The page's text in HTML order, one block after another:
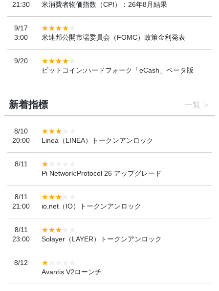
21:30
米消費者物価指数（CPI）：26年8月結果
9/17
3:00
米連邦公開市場委員会（FOMC）政策金利発表
9/20
ビットコイン:ハードフォーク「eCash」ベータ版
新着指標 一覧
8/10
20:00
Linea（LINEA）トークンアンロック
8/11
Pi Network:Protocol 26 アップグレード
8/11
21:00
io.net（IO）トークンアンロック
8/11
23:00
Solayer（LAYER）トークンアンロック
8/12
Avantis V2ローンチ